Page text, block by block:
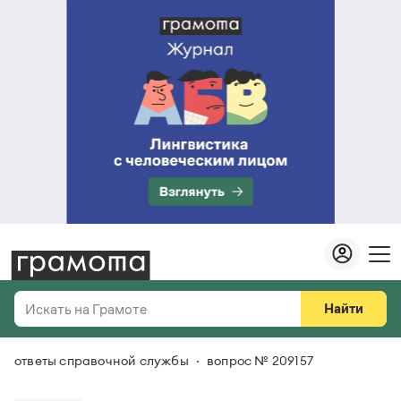
Искать на Грамоте
Справочная служба
Найти
Везде
ответы справочной службы вопрос № 209157